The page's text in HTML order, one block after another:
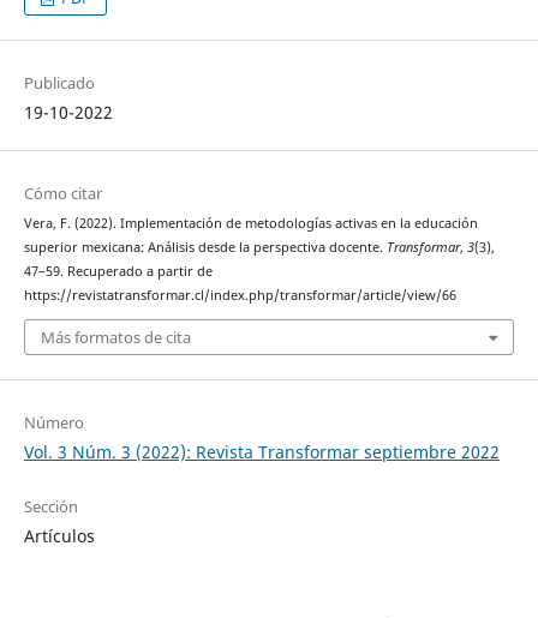
Publicado
19-10-2022
Cómo citar
Vera, F. (2022). Implementación de metodologías activas en la educación
superior mexicana: Análisis desde la perspectiva docente. Transformar, 3(3),
47–59. Recuperado a partir de
https://revistatransformar.cl/index.php/transformar/article/view/66
Más formatos de cita
Número
Vol. 3 Núm. 3 (2022): Revista Transformar septiembre 2022
Sección
Artículos